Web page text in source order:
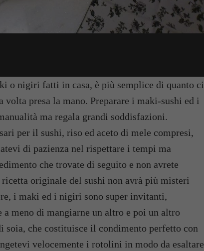
o nigiri fatti in casa, è più semplice di quanto ci
volta presa la mano. Preparare i maki-sushi ed i
ma regala grandi soddisfazioni.
per il sushi, riso ed aceto di mele compresi,
di pazienza nel rispettare i tempi ma
che trovate di seguito e non avrete
originale del sushi non avrà più misteri
i maki ed i nigiri sono super invitanti,
meno di mangiarne un altro e poi un altro
soia, che costituisce il condimento perfetto con
velocemente i rotolini in modo da esaltare